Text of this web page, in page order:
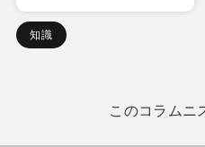
知識
このコラムニ